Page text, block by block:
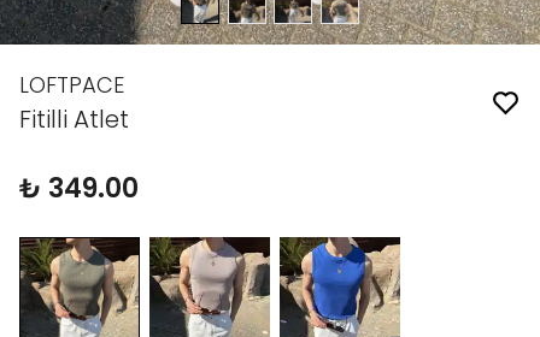
LOFTPACE
Fitilli Atlet
₺ 349.00